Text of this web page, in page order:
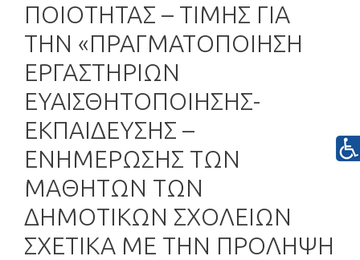
ΠΟΙΟΤΗΤΑΣ – ΤΙΜΗΣ ΓΙΑ
ΤΗΝ «ΠΡΑΓΜΑΤΟΠΟΙΗΣΗ
ΕΡΓΑΣΤΗΡΙΩΝ
ΕΥΑΙΣΘΗΤΟΠΟΙΗΣΗΣ-
ΕΚΠΑΙΔΕΥΣΗΣ –
ΕΝΗΜΕΡΩΣΗΣ ΤΩΝ
ΜΑΘΗΤΩΝ ΤΩΝ
ΔΗΜΟΤΙΚΩΝ ΣΧΟΛΕΙΩΝ
ΣΧΕΤΙΚΑ ΜΕ ΤΗΝ ΠΡΟΛΗΨΗ